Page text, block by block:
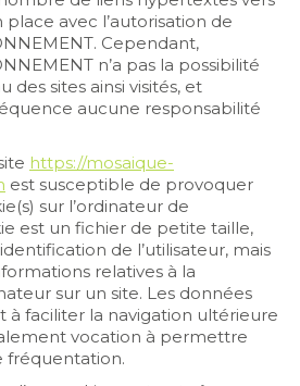
place avec l’autorisation de
Cependant,
n’a pas la possibilité
des sites ainsi visités, et
aucune responsabilité
https://mosaique-
est susceptible de provoquer
sur l’ordinateur de
est un fichier de petite taille,
de l’utilisateur, mais
relatives à la
sur un site. Les données
à faciliter la navigation ultérieure
vocation à permettre
fréquentation.